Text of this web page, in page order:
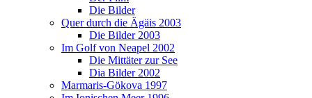
Die Bilder
Quer durch die Ägäis 2003
Die Bilder 2003
Im Golf von Neapel 2002
Die Mittäter zur See
Dia Bilder 2002
Marmaris-Gökova 1997